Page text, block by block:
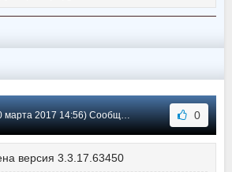
2017 14:56) Сообщение #29 0
версия 3.3.17.63450